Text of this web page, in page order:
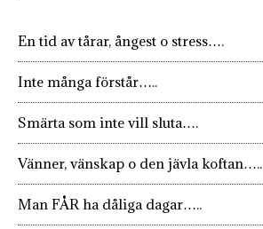
En tid av tårar, ångest o stress….
Inte många förstår…..
Smärta som inte vill sluta….
Vänner, vänskap o den jävla koftan…..
Man FÅR ha dåliga dagar…..